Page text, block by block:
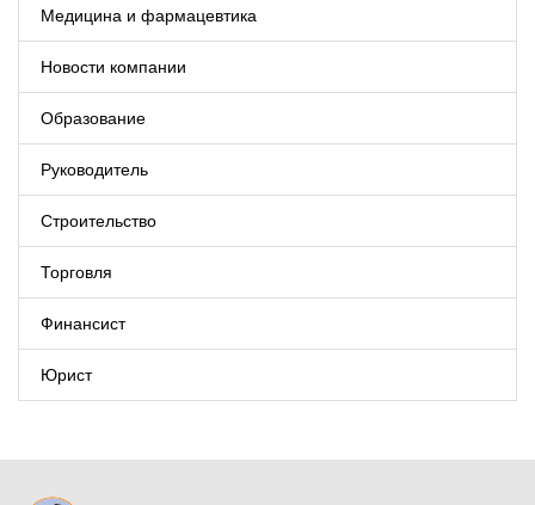
Медицина и фармацевтика
Новости компании
Образование
Руководитель
Строительство
Торговля
Финансист
Юрист